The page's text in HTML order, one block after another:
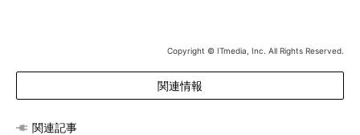
Copyright © ITmedia, Inc. All Rights Reserved.
関連情報
関連記事